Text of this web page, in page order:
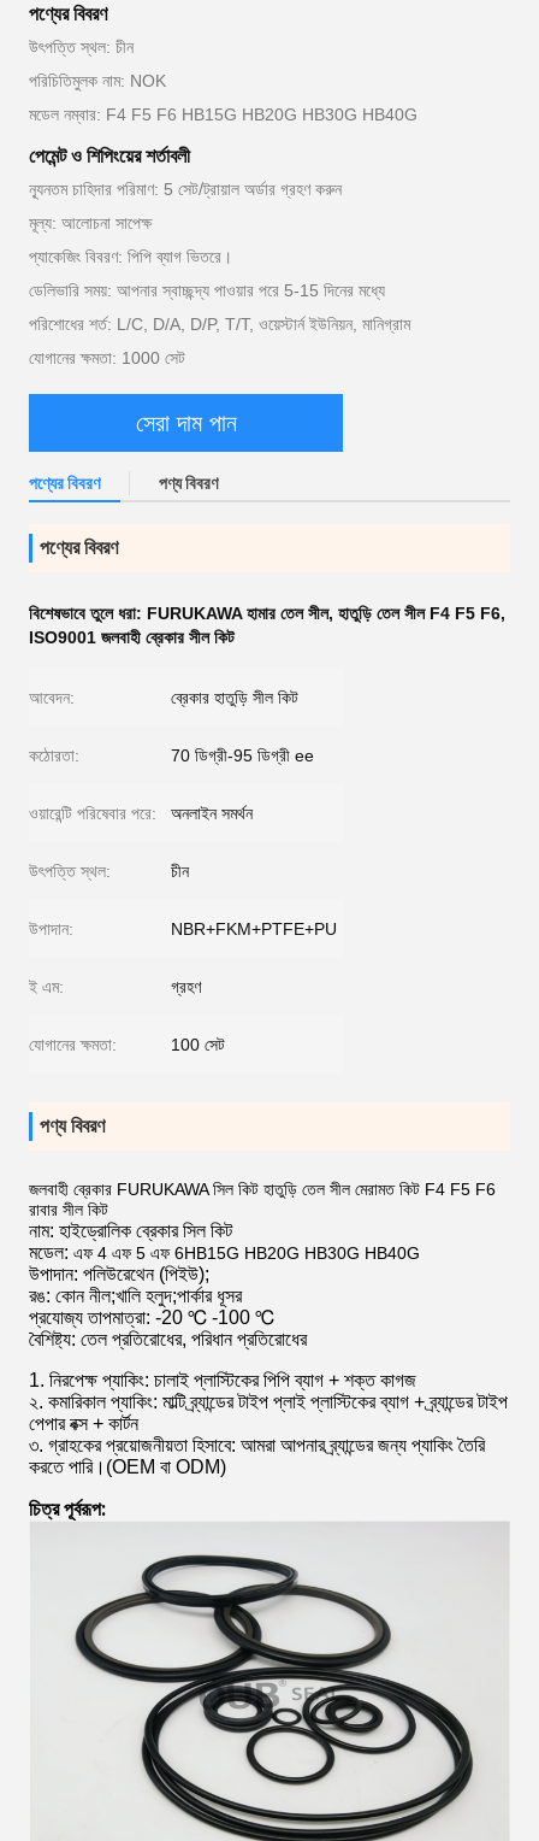
পণ্যের বিবরণ
উৎপত্তি স্থল: চীন
পরিচিতিমুলক নাম: NOK
মডেল নম্বার: F4 F5 F6 HB15G HB20G HB30G HB40G
পেমেন্ট ও শিপিংয়ের শর্তাবলী
ন্যূনতম চাহিদার পরিমাণ: 5 সেট/ট্রায়াল অর্ডার গ্রহণ করুন
মূল্য: আলোচনা সাপেক্ষ
প্যাকেজিং বিবরণ: পিপি ব্যাগ ভিতরে।
ডেলিভারি সময়: আপনার স্বাচ্ছন্দ্য পাওয়ার পরে 5-15 দিনের মধ্যে
পরিশোধের শর্ত: L/C, D/A, D/P, T/T, ওয়েস্টার্ন ইউনিয়ন, মানিগ্রাম
যোগানের ক্ষমতা: 1000 সেট
সেরা দাম পান
পণ্যের বিবরণ পণ্য বিবরণ
পণ্যের বিবরণ
বিশেষভাবে তুলে ধরা: FURUKAWA হামার তেল সীল, হাতুড়ি তেল সীল F4 F5 F6,
ISO9001 জলবাহী ব্রেকার সীল কিট
আবেদন: ব্রেকার হাতুড়ি সীল কিট
কঠোরতা: 70 ডিগ্রী-95 ডিগ্রী ee
ওয়ারেন্টি পরিষেবার পরে: অনলাইন সমর্থন
উৎপত্তি স্থল: চীন
উপাদান: NBR+FKM+PTFE+PU
ই এম: গ্রহণ
যোগানের ক্ষমতা: 100 সেট
পণ্য বিবরণ
জলবাহী ব্রেকার FURUKAWA সিল কিট হাতুড়ি তেল সীল মেরামত কিট F4 F5 F6
রাবার সীল কিট
নাম: হাইড্রোলিক ব্রেকার সিল কিট
মডেল: এফ 4 এফ 5 এফ 6HB15G HB20G HB30G HB40G
উপাদান: পলিউরেথেন (পিইউ);
রঙ: কোন নীল;খালি হলুদ;পার্কার ধূসর
প্রযোজ্য তাপমাত্রা: -20 ℃ -100 ℃
বৈশিষ্ট্য: তেল প্রতিরোধের, পরিধান প্রতিরোধের
1. নিরপেক্ষ প্যাকিং: চালাই প্লাস্টিকের পিপি ব্যাগ + শক্ত কাগজ
২. কমারিকাল প্যাকিং: মাল্টি ব্র্যান্ডের টাইপ প্লাই প্লাস্টিকের ব্যাগ + ব্র্যান্ডের টাইপ
পেপার বক্স + কার্টন
৩. গ্রাহকের প্রয়োজনীয়তা হিসাবে: আমরা আপনার ব্র্যান্ডের জন্য প্যাকিং তৈরি
করতে পারি।(OEM বা ODM)
চিত্র পূর্বরূপ: